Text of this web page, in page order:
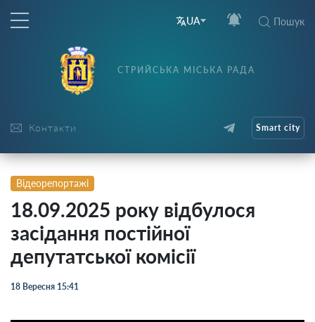
UA Пошук
Контакти
СТРИЙСЬКА МІСЬКА РАДА
Smart city
Відеорепортажі
18.09.2025 року відбулося
засідання постійної
депутатської комісії
18 Вересня 15:41